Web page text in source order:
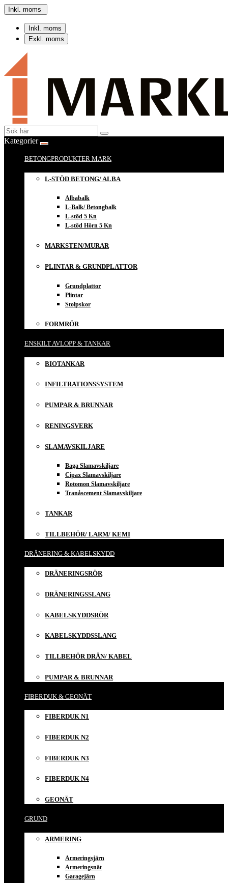
Inkl. moms
Inkl. moms
Exkl. moms
Kategorier
BETONGPRODUKTER MARK
L-STÖD BETONG/ ALBA
Albabalk
L-Balk/ Betongbalk
L-stöd 5 Kn
L-stöd Hörn 5 Kn
MARKSTEN/MURAR
PLINTAR & GRUNDPLATTOR
Grundplattor
Plintar
Stolpskor
FORMRÖR
ENSKILT AVLOPP & TANKAR
BIOTANKAR
INFILTRATIONSSYSTEM
PUMPAR & BRUNNAR
RENINGSVERK
SLAMAVSKILJARE
Baga Slamavskiljare
Cipax Slamavskiljare
Rotomon Slamavskiljare
Tranåscement Slamavskiljare
TANKAR
TILLBEHÖR/ LARM/ KEMI
DRÄNERING & KABELSKYDD
DRÄNERINGSRÖR
DRÄNERINGSSLANG
KABELSKYDDSRÖR
KABELSKYDDSSLANG
TILLBEHÖR DRÄN/ KABEL
PUMPAR & BRUNNAR
FIBERDUK & GEONÄT
FIBERDUK N1
FIBERDUK N2
FIBERDUK N3
FIBERDUK N4
GEONÄT
GRUND
ARMERING
Armeringsjärn
Armeringsnät
Garagejärn